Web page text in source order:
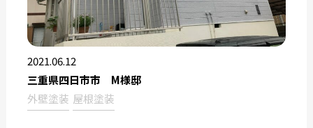
2021.06.12
三重県四日市市 M様邸
外壁塗装 屋根塗装